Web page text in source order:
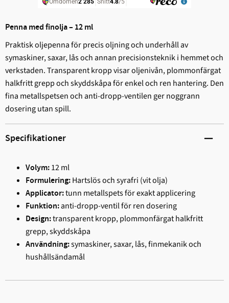
Penna med finolja – 12 ml
Praktisk oljepenna för precis oljning och underhåll av
symaskiner, saxar, lås och annan precisionsteknik i hemmet och
verkstaden. Transparent kropp visar oljenivån, plommonfärgat
halkfritt grepp och skyddskåpa för enkel och ren hantering. Den
fina metallspetsen och anti-dropp-ventilen ger noggrann
dosering utan spill.
Specifikationer
Volym:12 ml
Formulering:Hartslös och syrafri (vit olja)
Applicator:tunn metallspets för exakt applicering
Funktion:anti-dropp-ventil för ren dosering
Design:transparent kropp, plommonfärgat halkfritt
grepp, skyddskåpa
Användning:symaskiner, saxar, lås, finmekanik och
hushållsändamål